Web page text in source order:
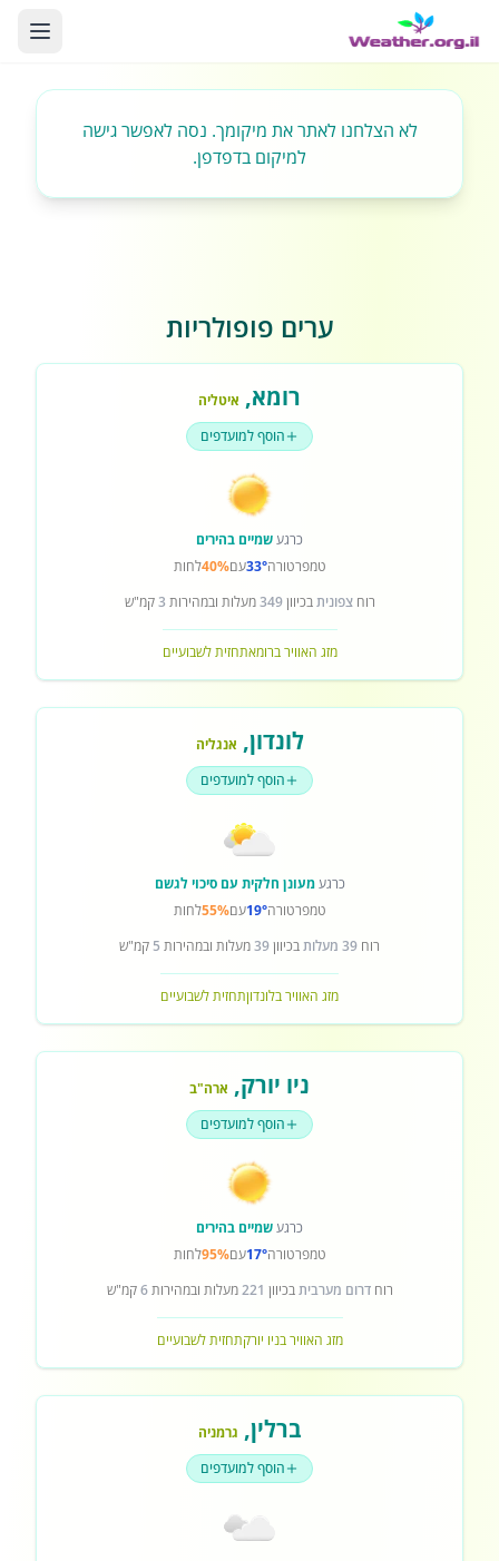
לא הצלחנו לאתר את מיקומך. נסה לאפשר גישה
למיקום בדפדפן.
ערים פופולריות
רומא, איטליה
הוסף למועדפים
כרגעשמיים בהירים
טמפרטורה33°עם40%לחות
רוחצפוניתבכיוון349מעלות ובמהירות 3קמ"ש
מזג האוויר ברומאתחזית לשבועיים
לונדון, אנגליה
הוסף למועדפים
כרגעמעונן חלקית עם סיכוי לגשם
טמפרטורה19°עם55%לחות
רוח 39 מעלות בכיוון39מעלות ובמהירות 5 קמ"ש
מזג האוויר בלונדוןתחזית לשבועיים
ניו יורק, ארה"ב
הוסף למועדפים
כרגעשמיים בהירים
טמפרטורה17°עם95%לחות
רוחדרום מערביתבכיוון 221מעלות ובמהירות6קמ"ש
מזג האוויר בניו יורקתחזית לשבועיים
ברלין, גרמניה
הוסף למועדפים